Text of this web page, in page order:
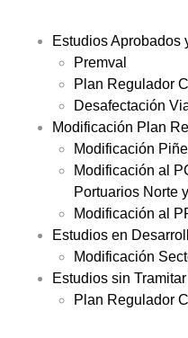
Estudios Aprobados
Premval
Plan Regulador
Desafectación
Modificación Plan
Modificación
Modificación al
Portuarios Norte
Modificación al
Estudios en
Modificación
Estudios sin
Plan Regulador